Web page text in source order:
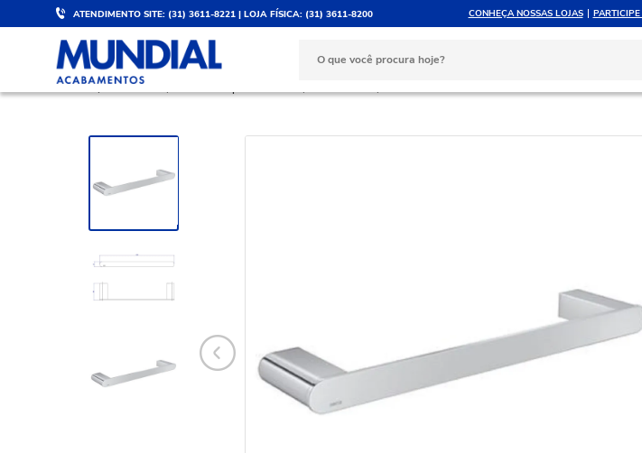
ATENDIMENTO SITE: (31) 3611-8221 | LOJA FÍSICA: (31) 3611-8200 CONHEÇA NOSSAS LOJAS
DESCONTO DE 5%
Válido para PIX e boleto
PARCELE ATÉ 10X SEM JUROS
BANHEIRO